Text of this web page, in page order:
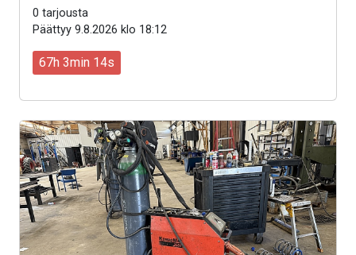
0 tarjousta
Päättyy 9.8.2026 klo 18:12
67h 3min 12s